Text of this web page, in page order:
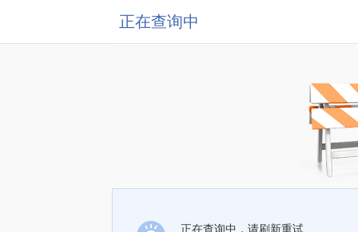
正在查询中
正在查询中，请刷新重试